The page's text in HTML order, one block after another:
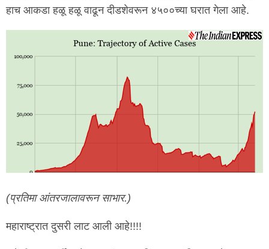
हाच आकडा हळू हळू वाढून दीडशेवरून ४५००च्या घरात गेला आहे.
(प्रतिमा आंतरजालावरून साभार.)
महाराष्ट्रात दुसरी लाट आली आहे!!!!